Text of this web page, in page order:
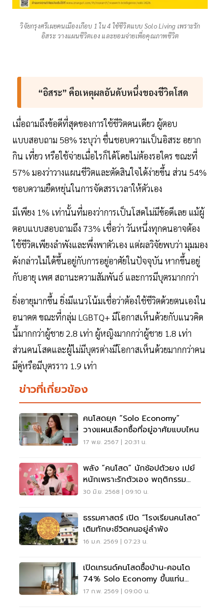
วิจัยกรุงศรีเผยคนเมืองเกือบ 1 ใน 4 ใช้ชีวิตแบบ Solo Living เพราะรัก
อิสระ วางแผนชีวิตเอง และยอมจ่ายเพื่อคุณภาพชีวิต
“อิสระ” คือเหตุผลอันดับหนึ่งของชีวิตโสด
เมื่อถามถึงข้อดีที่สุดของการใช้ชีวิตคนเดียว ผู้ตอบ
แบบสอบถาม 58% ระบุว่า ชื่นชอบความเป็นอิสระ อยาก
กิน เที่ยว หรือใช้จ่ายเมื่อไรก็ได้โดยไม่ต้องรอใคร ขณะที่
57% มองว่าวางแผนชีวิตและตัดสินใจได้ง่ายขึ้น ส่วน 54%
ชอบความยืดหยุ่นในการจัดสรรเวลาให้ตัวเอง
มีเพียง 1% เท่านั้นที่มองว่าการเป็นโสดไม่มีข้อดีเลย แม้ผู้
ตอบแบบสอบถามถึง 73% เชื่อว่า วันหนึ่งทุกคนอาจต้อง
ใช้ชีวิตเพียงลำพังและพึ่งพาตัวเอง แต่ผลวิจัยพบว่า มุมมอง
ดังกล่าวไม่ได้ขึ้นอยู่กับการอยู่อาศัยในปัจจุบัน หากขึ้นอยู่
กับอายุ เพศ สถานะความสัมพันธ์ และการมีบุตรมากกว่า
ยิ่งอายุมากขึ้น ยิ่งมีแนวโน้มเชื่อว่าต้องใช้ชีวิตด้วยตนเองใน
อนาคต ขณะที่กลุ่ม LGBTQ+ มีโอกาสเห็นด้วยกับแนวคิด
นี้มากกว่าผู้ชาย 2.8 เท่า ผู้หญิงมากกว่าผู้ชาย 1.8 เท่า
ส่วนคนโสดและผู้ไม่มีบุตรต่างมีโอกาสเห็นด้วยมากกว่าคน
มีคู่หรือมีบุตรราว 1.9 เท่า
ข่าวที่เกี่ยวข้อง
คนโสดยุค “Solo Economy”
วางแผนเลือกซื้อที่อยู่อาศัยแบบไหน
17 พ.ย. 2567 | 20:31 น.
พลัง “คนโสด” นักช้อปตัวยง เปย์
หนักเพราะรักตัวเอง พฤติกรรม
Solo Economy
30 มิ.ย. 2568 | 09:10 น.
ธรรมศาสตร์ เปิด “โรงเรียนคนโสด”
เติมทักษะชีวิตคนอยู่ลำพัง
16 ม.ค. 2569 | 07:23 น.
เปิดเทรนด์คนโสดซื้อบ้าน-คอนโด
74% Solo Economy ขึ้นแท่น
ดีมานด์หลัก
17 ก.พ. 2569 | 09:00 น.